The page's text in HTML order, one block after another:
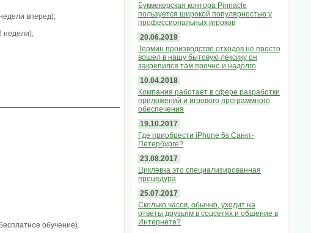
вперед);
недели);
обучение).
Букмекерская контора Pinnacle
пользуется широкой популярностью у
профессиональных игроков
20.06.2019
Термин производство отходов не просто
вошел в нашу бытовую лексику он
закрепился там прочно и надолго
10.04.2018
Компания работает в сфере разработки
приложений и игрового программного
обеспечения
19.10.2017
Где приобрести iPhone 6s Санкт-
Петербурге?
23.08.2017
Циклевка это специализированная
процедура
25.07.2017
Сколько часов, обычно, уходит на
ответы друзьям в соцсетях и общение в
Интернете?